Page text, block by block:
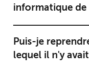
informatique de
Puis-je
lequel il n'y